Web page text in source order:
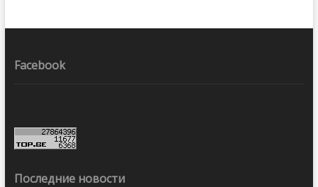
Facebook
Последние новости